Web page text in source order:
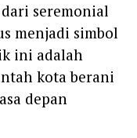
seremonial
menjadi simbol
ini adalah
kota berani
depan